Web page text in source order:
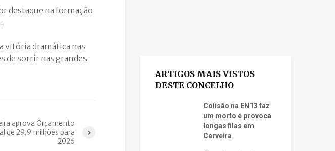
destaque na formação
vitória dramática nas
de sorrir nas grandes
aprova Orçamento
de 29,9 milhões para
2026
ARTIGOS MAIS VISTOS
DESTE CONCELHO
Colisão na EN13 faz
um morto e provoca
longas filas em
Cerveira